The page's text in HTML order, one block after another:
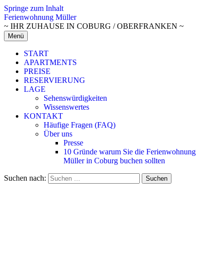
Springe zum Inhalt
Ferienwohnung Müller
~ IHR ZUHAUSE IN COBURG / OBERFRANKEN ~
Menü
START
APARTMENTS
PREISE
RESERVIERUNG
LAGE
Sehenswürdigkeiten
Wissenswertes
KONTAKT
Häufige Fragen (FAQ)
Über uns
Presse
10 Gründe warum Sie die Ferienwohnung
Müller in Coburg buchen sollten
Suchen nach: